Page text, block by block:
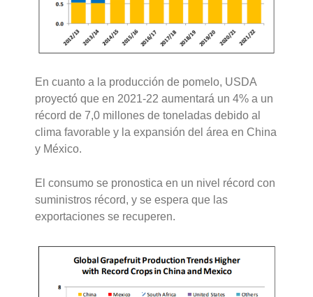
En cuanto a la producción de pomelo, USDA
proyectó que en 2021-22 aumentará un 4% a un
récord de 7,0 millones de toneladas debido al
clima favorable y la expansión del área en China
y México.
El consumo se pronostica en un nivel récord con
suministros récord, y se espera que las
exportaciones se recuperen.